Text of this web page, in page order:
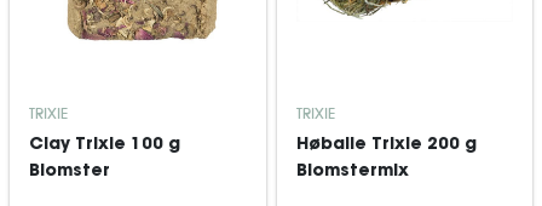
TRIXIE
Clay Trixie 100 g
Blomster
TRIXIE
Høballe Trixie 200 g
Blomstermix